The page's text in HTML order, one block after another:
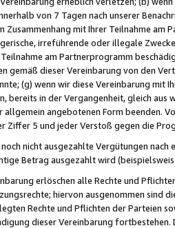
von 7 Tagen nach unserer
Zusammenhang mit Ihrer Teilnahme am
irreführende oder illegale
am Partnerprogramm
gemäß dieser Vereinbarung von den
(g) wenn wir diese Vereinbarung mit
bereits in der Vergangenheit, gleich
angebotenen Form beenden.
Ziffer 5 und jeder Verstoß gegen die
nicht ausgezahlte Vergütungen
Betrag ausgezahlt wird
erlöschen alle Rechte und
hiervon ausgenommen sind
Rechte und Pflichten der Parteien
dieser Vereinbarung